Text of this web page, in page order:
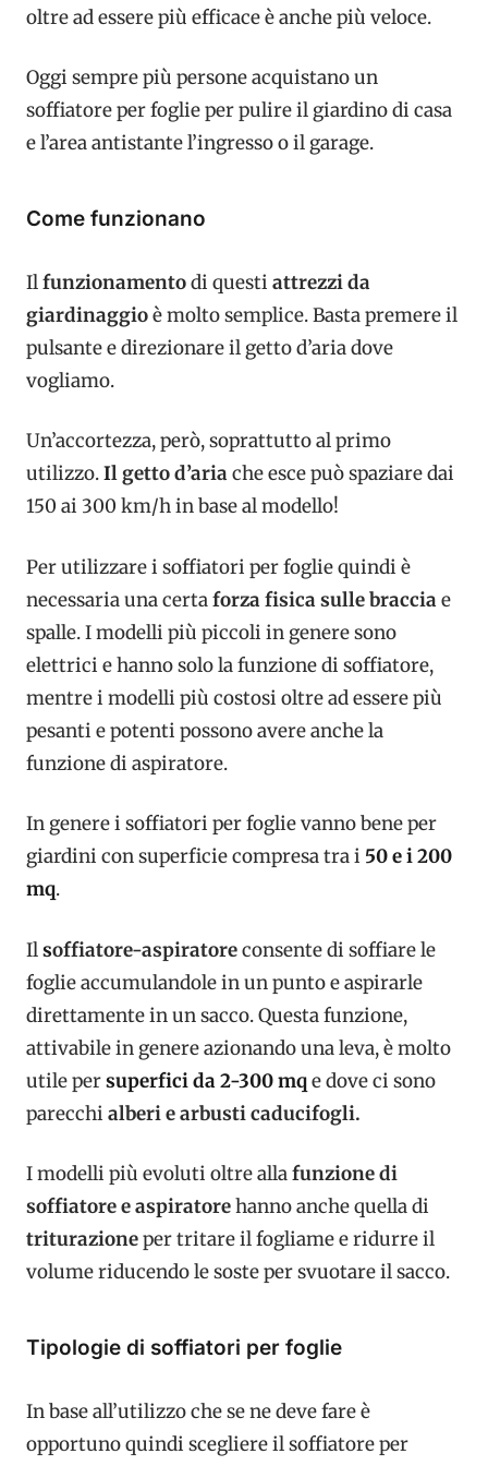
oltre ad essere più efficace è anche più veloce.
Oggi sempre più persone acquistano un
soffiatore per foglie per pulire il giardino di casa
e l’area antistante l’ingresso o il garage.
Come funzionano
Ilfunzionamentodi questi attrezzi da
giardinaggioè molto semplice. Basta premere il
pulsante e direzionare il getto d’aria dove
vogliamo.
Un’accortezza, però, soprattutto al primo
utilizzo.Il getto d’ariache esce può spaziare dai
150 ai 300 km/h in base al modello!
Per utilizzare i soffiatori per foglie quindi è
necessaria una certaforza fisica sulle bracciae
spalle. I modelli più piccoli in genere sono
elettrici e hanno solo la funzione di soffiatore,
mentre i modelli più costosi oltre ad essere più
pesanti e potenti possono avere anche la
funzione di aspiratore.
In genere i soffiatori per foglie vanno bene per
giardini con superficie compresa tra i 50 e i 200
mq.
Ilsoffiatore-aspiratoreconsente di soffiare le
foglie accumulandole in un punto e aspirarle
direttamente in un sacco. Questa funzione,
attivabile in genere azionando una leva, è molto
utile persuperfici da 2-300 mqe dove ci sono
parecchi alberi e arbusti caducifogli.
I modelli più evoluti oltre allafunzione di
soffiatore e aspiratorehanno anche quella di
triturazioneper tritare il fogliame e ridurre il
volume riducendo le soste per svuotare il sacco.
Tipologie di soffiatori per foglie
In base all’utilizzo che se ne deve fare è
opportuno quindi scegliere il soffiatore per